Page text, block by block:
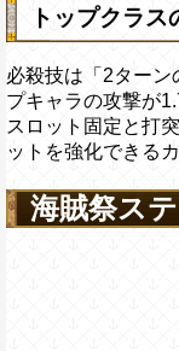
トップクラス
必殺技は「2ターン
プキャラの攻撃が
スロット固定と打
ットを強化できる
海賊祭ス